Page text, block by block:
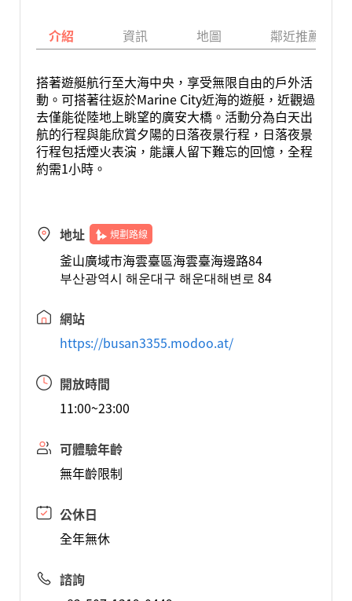
介紹 資訊 地圖 鄰近推薦景點
搭著遊艇航行至大海中央，享受無限自由的戶外活
動。可搭著往返於Marine City近海的遊艇，近觀過
去僅能從陸地上眺望的廣安大橋。活動分為白天出
航的行程與能欣賞夕陽的日落夜景行程，日落夜景
行程包括煙火表演，能讓人留下難忘的回憶，全程
約需1小時。
地址 規劃路線
釜山廣域市海雲臺區海雲臺海邊路84
부산광역시 해운대구 해운대해변로 84
網站
https://busan3355.modoo.at/
開放時間
11:00~23:00
可體驗年齡
無年齡限制
公休日
全年無休
諮詢